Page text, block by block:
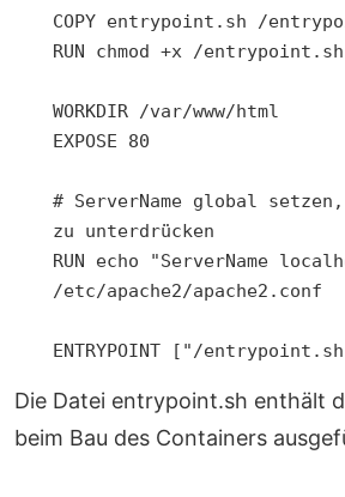
COPY entrypoint.sh /
RUN chmod +x /entrypoint.sh
WORKDIR /var/www/html
EXPOSE 80
# ServerName global setzen,
zu unterdrücken
RUN echo "ServerName
/etc/apache2/apache2.conf
ENTRYPOINT ["/
Die Datei entrypoint.sh enthält
beim Bau des Containers